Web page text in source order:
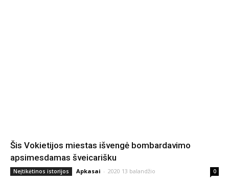
Šis Vokietijos miestas išvengė bombardavimo
apsimesdamas šveicarišku
Neįtikėtinos istorijos Apkasai - 2020 13 balandžio 0